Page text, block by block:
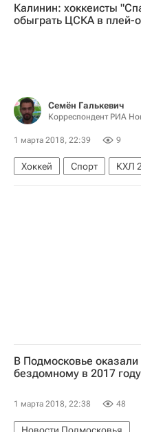
Калинин: хоккеисты
обыграть ЦСКА в
Семён Галькевич
Корреспондент РИА
1 марта 2018, 22:39 9
Хоккей Спорт
КХЛ
ХК Спартак (Москва)
В Подмосковье
бездомному в 2017 году
1 марта 2018, 22:38 48